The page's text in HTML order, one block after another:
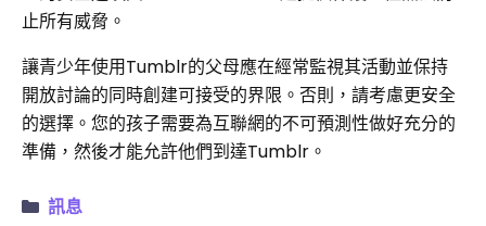
止所有威脅。
讓青少年使用Tumblr的父母應在經常監視其活動並保持
開放討論的同時創建可接受的界限。否則，請考慮更安全
的選擇。您的孩子需要為互聯網的不可預測性做好充分的
準備，然後才能允許他們到達Tumblr。
訊息